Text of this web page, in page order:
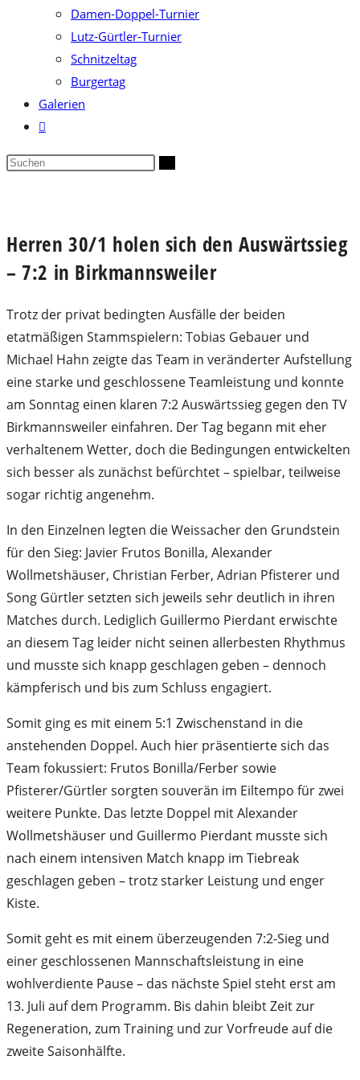
Damen-Doppel-Turnier
Lutz-Gürtler-Turnier
Schnitzeltag
Burgertag
Galerien
Website-
umschalten
Diese
Herren 30/1 holen sich den Auswärtssieg
– 7:2 in Birkmannsweiler
Trotz der privat bedingten Ausfälle der beiden
etatmäßigen Stammspielern: Tobias Gebauer und
Michael Hahn zeigte das Team in veränderter Aufstellung
eine starke und geschlossene Teamleistung und konnte
am Sonntag einen klaren 7:2 Auswärtssieg gegen den TV
Birkmannsweiler einfahren. Der Tag begann mit eher
verhaltenem Wetter, doch die Bedingungen entwickelten
sich besser als zunächst befürchtet – spielbar, teilweise
sogar richtig angenehm.
In den Einzelnen legten die Weissacher den Grundstein
für den Sieg: Javier Frutos Bonilla, Alexander
Wollmetshäuser, Christian Ferber, Adrian Pfisterer und
Song Gürtler setzten sich jeweils sehr deutlich in ihren
Matches durch. Lediglich Guillermo Pierdant erwischte
an diesem Tag leider nicht seinen allerbesten Rhythmus
und musste sich knapp geschlagen geben – dennoch
kämpferisch und bis zum Schluss engagiert.
Somit ging es mit einem 5:1 Zwischenstand in die
anstehenden Doppel. Auch hier präsentierte sich das
Team fokussiert: Frutos Bonilla/Ferber sowie
Pfisterer/Gürtler sorgten souverän im Eiltempo für zwei
weitere Punkte. Das letzte Doppel mit Alexander
Wollmetshäuser und Guillermo Pierdant musste sich
nach einem intensiven Match knapp im Tiebreak
geschlagen geben – trotz starker Leistung und enger
Kiste.
Somit geht es mit einem überzeugenden 7:2-Sieg und
einer geschlossenen Mannschaftsleistung in eine
wohlverdiente Pause – das nächste Spiel steht erst am
13. Juli auf dem Programm. Bis dahin bleibt Zeit zur
Regeneration, zum Training und zur Vorfreude auf die
zweite Saisonhälfte.